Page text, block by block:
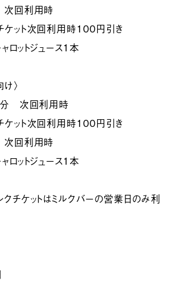
次回利用時
ケット次回利用時100円引き
ロットジュース1本
〉
分 次回利用時
ケット次回利用時100円引き
次回利用時
ロットジュース1本
クチケットはミルクバーの営業日のみ利